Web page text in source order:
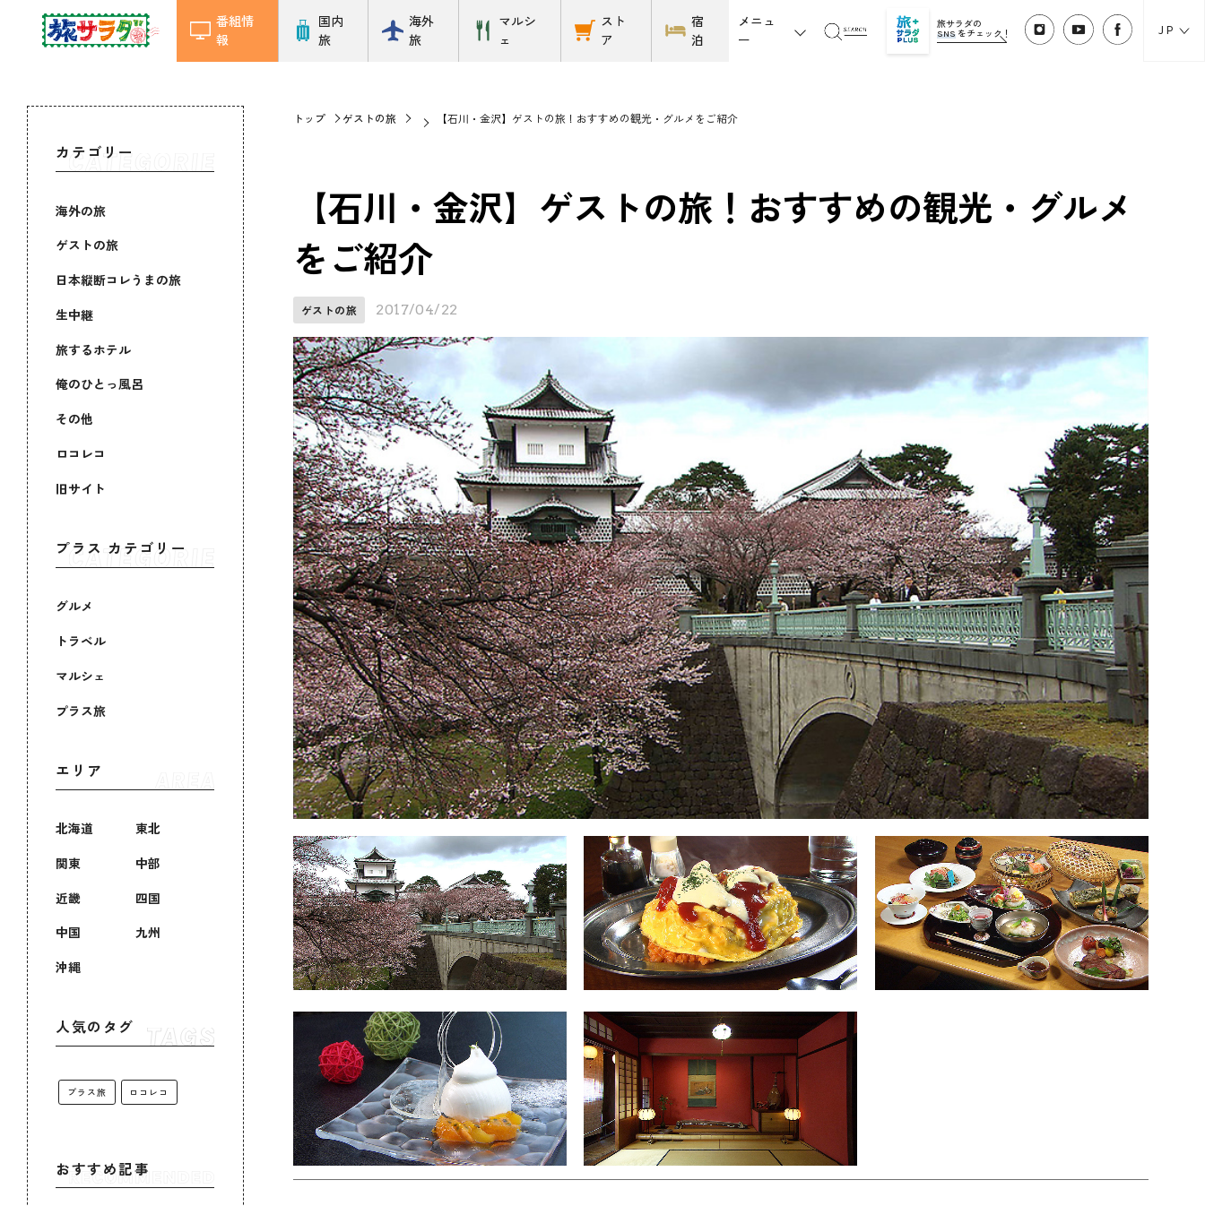
番組情
報
国内
旅
海外
旅
マルシ
ェ
スト
ア
宿
泊
メニュ
ー
旅サラダの
SNS をチェック！ JP
カテゴリー
海外の旅
ゲストの旅
日本縦断コレうまの旅
生中継
旅するホテル
俺のひとっ風呂
その他
ロコレコ
旧サイト
プラス カテゴリー
グルメ
トラベル
マルシェ
プラス旅
エリア
北海道
東北
関東
中部
近畿
四国
中国
九州
沖縄
人気のタグ
プラス旅 ロコレコ
おすすめ記事
トップ ゲストの旅 【石川・金沢】ゲストの旅！おすすめの観光・グルメをご紹介
【石川・金沢】ゲストの旅！おすすめの観光・グルメ
をご紹介
ゲストの旅 2017/04/22